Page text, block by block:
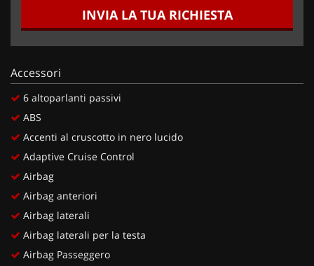
INVIA LA TUA RICHIESTA
Accessori
6 altoparlanti passivi
ABS
Accenti al cruscotto in nero lucido
Adaptive Cruise Control
Airbag
Airbag anteriori
Airbag laterali
Airbag laterali per la testa
Airbag Passeggero